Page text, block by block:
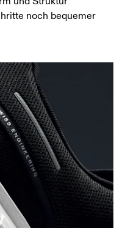
noch bequemer